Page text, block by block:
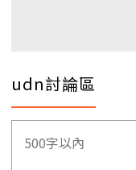
udn討論區